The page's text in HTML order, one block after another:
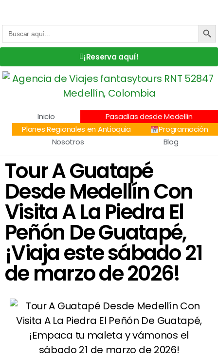
Buscar: BOTÓN
¡Reserva aquí!
Inicio
Pasadías desde Medellín
Planes Regionales en Antioquia
Programación
Nosotros
Blog
Tour A Guatapé
Desde Medellín Con
Visita A La Piedra El
Peñón De Guatapé,
¡Viaja este sábado 21
de marzo de 2026!